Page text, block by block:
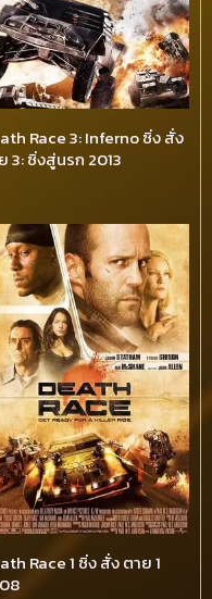
Race 3: Inferno ซิ่ง สั่ง
3: ซิ่งสู่นรก 2013
Race 1 ซิ่ง สั่ง ตาย 1